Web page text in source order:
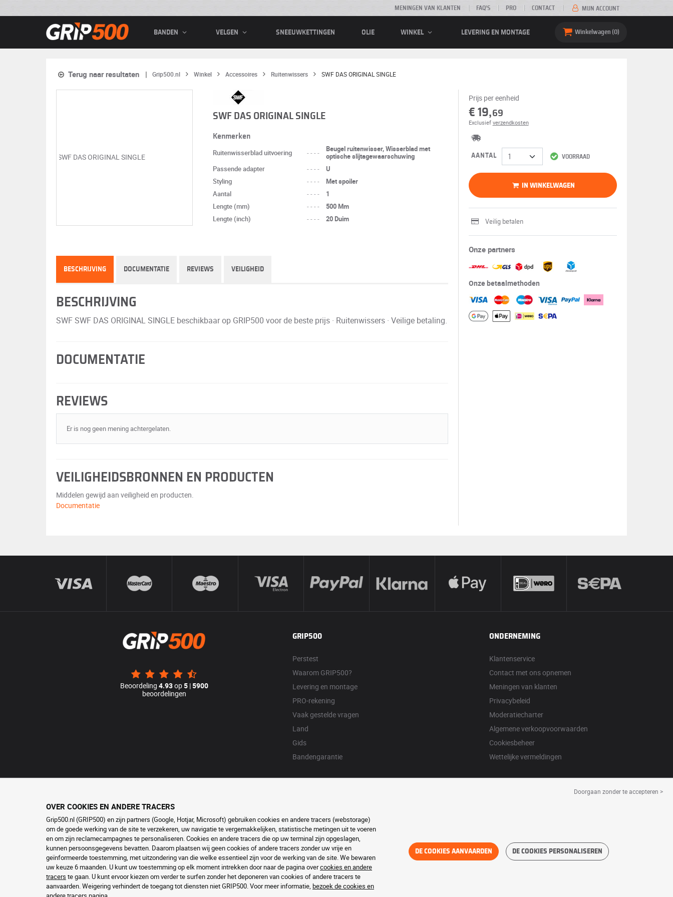
MENINGEN VAN KLANTEN FAQ’S PRO CONTACT MIJN ACCOUNT
BANDEN VELGEN SNEEUWKETTINGEN OLIE WINKEL LEVERING EN MONTAGE Winkelwagen 0
Terug naar resultaten Grip500.nl Winkel Accessoires Ruitenwissers SWF DAS ORIGINAL SINGLE
SWF DAS ORIGINAL SINGLE
Kenmerken
Ruitenwisserblad uitvoering ----
Beugel ruitenwisser, Wisserblad met
optische slijtagewaarschuwing
Passende adapter
----
U
Styling
----
Met spoiler
Aantal
----
1
Lengte (mm)
----
500 Mm
Lengte (inch)
---- 20 Duim
Prijs per eenheid
€ 19,69
Exclusief verzendkosten
VOORRAAD
AANTAL
IN WINKELWAGEN
Veilig betalen
Onze partners
Onze betaalmethoden
BESCHRIJVING DOCUMENTATIE REVIEWS VEILIGHEID
BESCHRIJVING
SWF SWF DAS ORIGINAL SINGLE beschikbaar op GRIP500 voor de beste prijs · Ruitenwissers · Veilige betaling.
DOCUMENTATIE
REVIEWS
Er is nog geen mening achtergelaten.
VEILIGHEIDSBRONNEN EN PRODUCTEN
Middelen gewijd aan veiligheid en producten.
Documentatie
Beoordeling 4.93op5|5900
beoordelingen
GRIP500
Perstest
Waarom GRIP500?
Levering en montage
PRO-rekening
Vaak gestelde vragen
Land
Gids
Bandengarantie
ONDERNEMING
Klantenservice
Contact met ons opnemen
Meningen van klanten
Privacybeleid
Moderatiecharter
Algemene verkoopvoorwaarden
Cookiesbeheer
Wettelijke vermeldingen
Doorgaan zonder te accepteren >
OVER COOKIES EN ANDERE TRACERS
Grip500.nl (GRIP500) en zijn partners (Google, Hotjar, Microsoft) gebruiken cookies en andere tracers (webstorage)
om de goede werking van de site te verzekeren, uw navigatie te vergemakkelijken, statistische metingen uit te voeren
en om zijn reclamecampagnes te personaliseren. Cookies en andere tracers die op uw terminal zijn opgeslagen,
kunnen persoonsgegevens bevatten. Daarom plaatsen wij geen cookies of andere tracers zonder uw vrije en
geïnformeerde toestemming, met uitzondering van die welke essentieel zijn voor de werking van de site. We bewaren
uw keuze 6 maanden. U kunt uw toestemming op elk moment intrekken door naar de pagina overcookies en andere
tracers te gaan. U kunt ervoor kiezen om verder te surfen zonder het deponeren van cookies of andere tracers te
aanvaarden. Weigering verhindert de toegang tot diensten niet GRIP500. Voor meer informatie, bezoek de cookies en
DE COOKIES AANVAARDEN DE COOKIES PERSONALISEREN